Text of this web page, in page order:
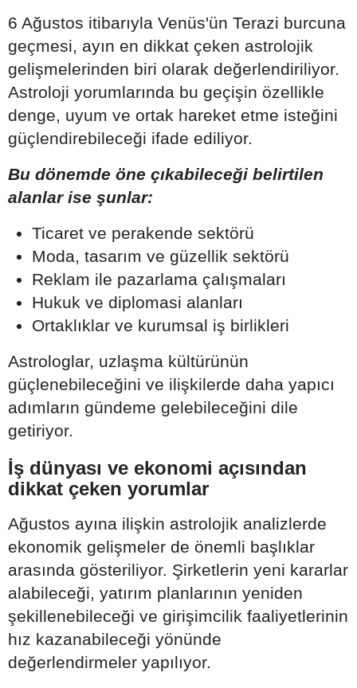
6 Ağustos itibarıyla Venüs'ün Terazi burcuna
geçmesi, ayın en dikkat çeken astrolojik
gelişmelerinden biri olarak değerlendiriliyor.
Astroloji yorumlarında bu geçişin özellikle
denge, uyum ve ortak hareket etme isteğini
güçlendirebileceği ifade ediliyor.
Bu dönemde öne çıkabileceği belirtilen
alanlar ise şunlar:
Ticaret ve perakende sektörü
Moda, tasarım ve güzellik sektörü
Reklam ile pazarlama çalışmaları
Hukuk ve diplomasi alanları
Ortaklıklar ve kurumsal iş birlikleri
Astrologlar, uzlaşma kültürünün
güçlenebileceğini ve ilişkilerde daha yapıcı
adımların gündeme gelebileceğini dile
getiriyor.
İş dünyası ve ekonomi açısından
dikkat çeken yorumlar
Ağustos ayına ilişkin astrolojik analizlerde
ekonomik gelişmeler de önemli başlıklar
arasında gösteriliyor. Şirketlerin yeni kararlar
alabileceği, yatırım planlarının yeniden
şekillenebileceği ve girişimcilik faaliyetlerinin
hız kazanabileceği yönünde
değerlendirmeler yapılıyor.